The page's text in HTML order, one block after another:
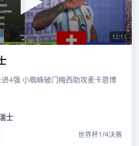
12:11
4强 小蜘蛛破门梅西助攻麦卡恩博
士
世界杯1/4决赛